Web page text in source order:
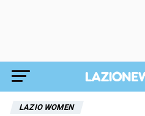
LAZIO WOMEN